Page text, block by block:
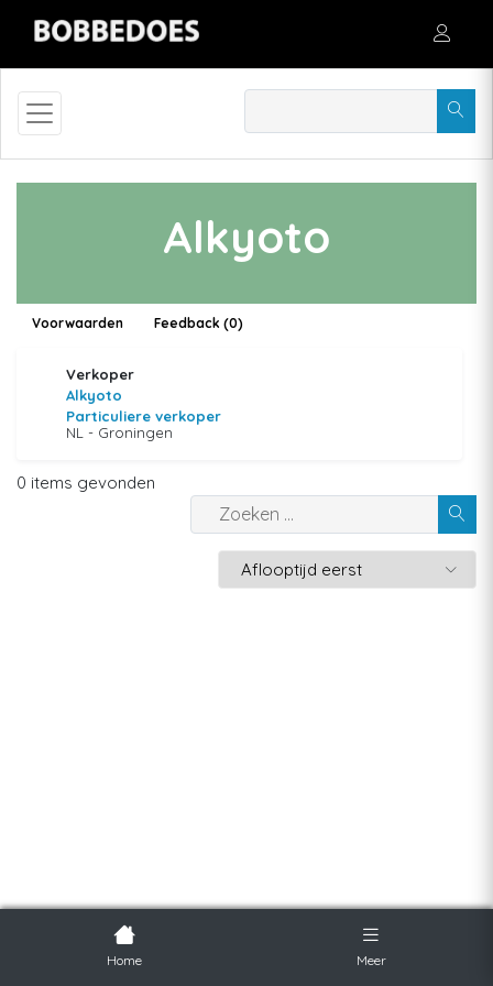
Alkyoto
Voorwaarden Feedback (0)
Verkoper
Alkyoto
Particuliere verkoper
NL - Groningen
0 items gevonden
Home Meer